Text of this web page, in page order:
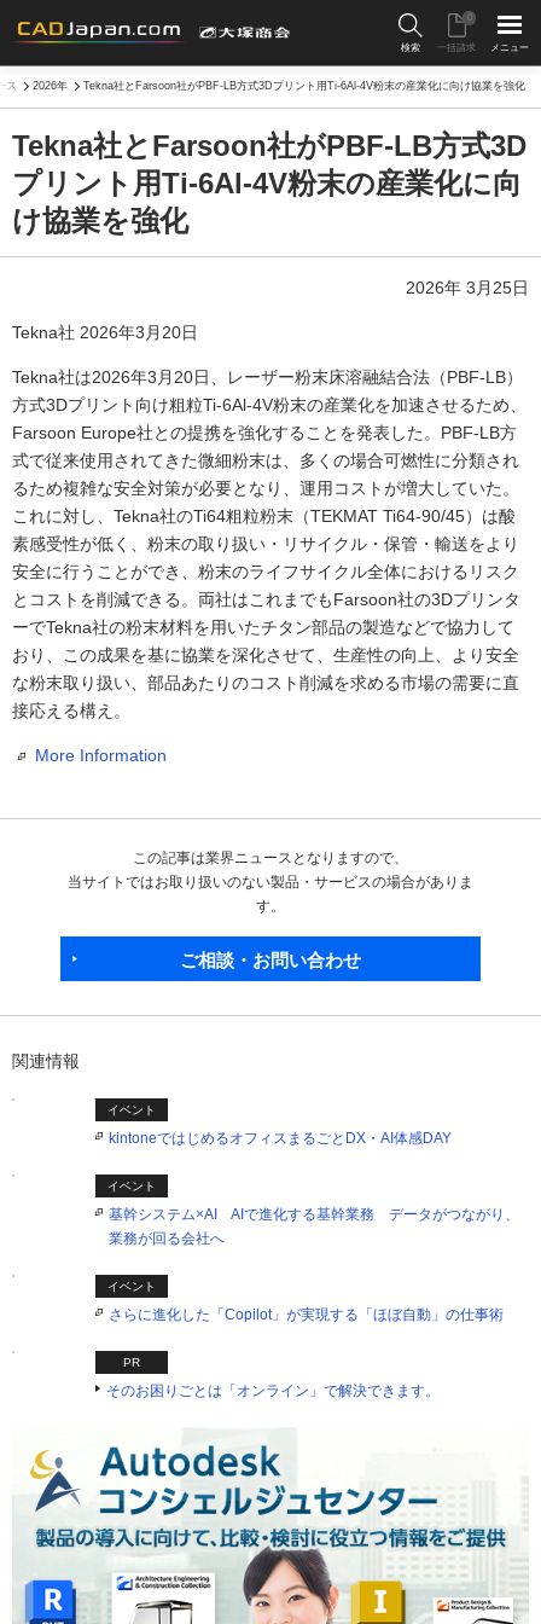
検索 一括請求
0
メニュー
ス 2026年 Tekna社とFarsoon社がPBF-LB方式3Dプリント用Ti-6Al-4V粉末の産業化に向け協業を強化
Tekna社とFarsoon社がPBF-LB方式3D
プリント用Ti-6Al-4V粉末の産業化に向
け協業を強化
2026年 3月25日
Tekna社 2026年3月20日
Tekna社は2026年3月20日、レーザー粉末床溶融結合法（PBF-LB）
方式3Dプリント向け粗粒Ti-6Al-4V粉末の産業化を加速させるため、
Farsoon Europe社との提携を強化することを発表した。PBF-LB方
式で従来使用されてきた微細粉末は、多くの場合可燃性に分類され
るため複雑な安全対策が必要となり、運用コストが増大していた。
これに対し、Tekna社のTi64粗粒粉末（TEKMAT Ti64-90/45）は酸
素感受性が低く、粉末の取り扱い・リサイクル・保管・輸送をより
安全に行うことができ、粉末のライフサイクル全体におけるリスク
とコストを削減できる。両社はこれまでもFarsoon社の3Dプリンタ
ーでTekna社の粉末材料を用いたチタン部品の製造などで協力して
おり、この成果を基に協業を深化させて、生産性の向上、より安全
な粉末取り扱い、部品あたりのコスト削減を求める市場の需要に直
接応える構え。
More Information
この記事は業界ニュースとなりますので、
当サイトではお取り扱いのない製品・サービスの場合がありま
す。
ご相談・お問い合わせ
関連情報
イベント
kintoneではじめるオフィスまるごとDX・AI体感DAY
イベント
基幹システム×AI AIで進化する基幹業務 データがつながり、
業務が回る会社へ
イベント
さらに進化した「Copilot」が実現する「ほぼ自動」の仕事術
PR
そのお困りごとは「オンライン」で解決できます。